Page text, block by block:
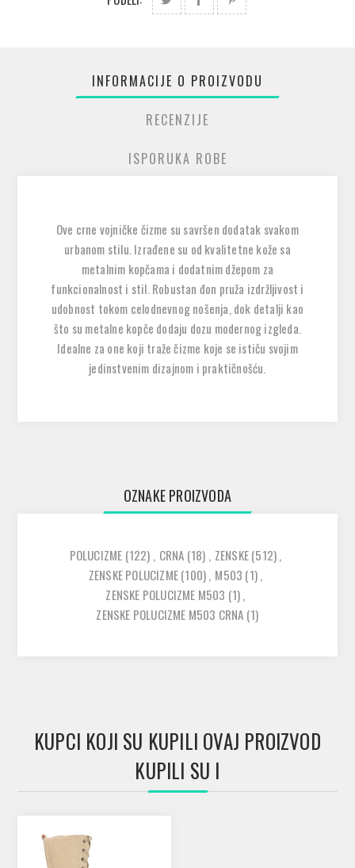
INFORMACIJE O PROIZVODU
RECENZIJE
ISPORUKA ROBE
Ove crne vojničke čizme su savršen dodatak svakom
urbanom stilu. Izrađene su od kvalitetne kože sa
metalnim kopčama i dodatnim džepom za
funkcionalnost i stil. Robustan đon pruža izdržljivost i
udobnost tokom celodnevnog nošenja, dok detalji kao
što su metalne kopče dodaju dozu modernog izgleda.
Idealne za one koji traže čizme koje se ističu svojim
jedinstvenim dizajnom i praktičnošću.
OZNAKE PROIZVODA
POLUCIZME (122) , CRNA (18) , ZENSKE(512),
ZENSKE POLUCIZME(100), M503 (1),
ZENSKE POLUCIZME M503 (1),
ZENSKE POLUCIZME M503 CRNA (1)
KUPCI KOJI SU KUPILI OVAJ PROIZVOD
KUPILI SU I